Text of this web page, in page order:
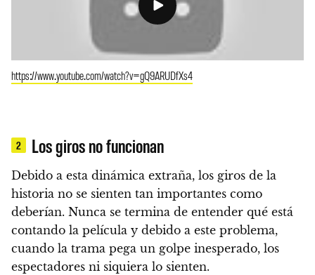
https://www.youtube.com/watch?v=gQ9ARUDfXs4
2 Los giros no funcionan
Debido a esta dinámica extraña, los giros de la
historia no se sienten tan importantes como
deberían. Nunca se termina de entender qué está
contando la película y debido a este problema,
cuando la trama pega un golpe inesperado, los
espectadores ni siquiera lo sienten.